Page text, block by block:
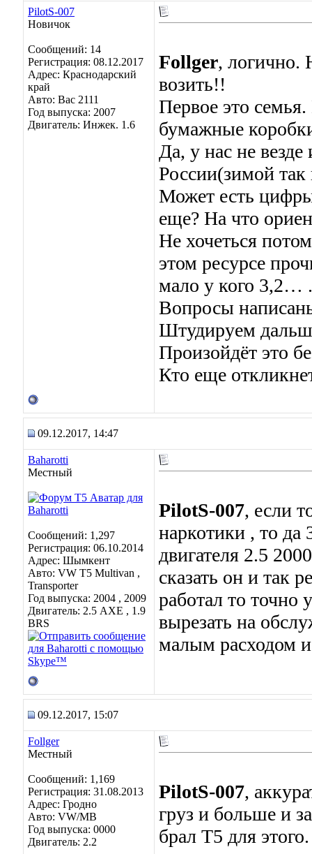
PilotS-007
Новичок
Сообщений: 14
Регистрация: 08.12.2017
Адрес: Краснодарский
край
Авто: Вас 2111
Год выпуска: 2007
Двигатель: Инжек. 1.6
Follger, логично.
возить!!
Первое это
бумажные
Да, у нас не
России(зимой
Может есть
еще? На что
Не хочеться
этом ресурсе
мало у кого 3,2… .
Вопросы
Штудируем
Произойдёт это
Кто еще
09.12.2017, 14:47
Baharotti
Местный
Сообщений: 1,297
Регистрация: 06.10.2014
Адрес: Шымкент
Авто: VW T5 Multivan ,
Transporter
Год выпуска: 2004 , 2009
Двигатель: 2.5 AXE , 1.9
BRS
PilotS-007, если
наркотики , то да
двигателя 2.5
сказать он и так
работал то точно
вырезать на
малым расходом
09.12.2017, 15:07
Follger
Местный
Сообщений: 1,169
Регистрация: 31.08.2013
Адрес: Гродно
Авто: VW/MB
Год выпуска: 0000
Двигатель: 2.2
PilotS-007,
груз и больше и
брал Т5 для